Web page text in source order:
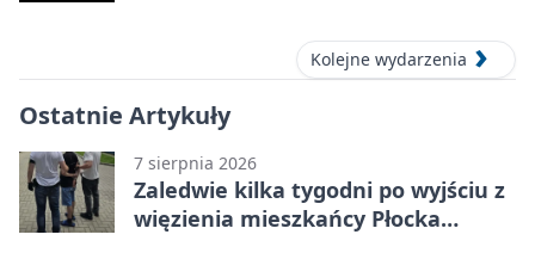
Kolejne wydarzenia
Ostatnie Artykuły
7 sierpnia 2026
Zaledwie kilka tygodni po wyjściu z
więzienia mieszkańcy Płocka